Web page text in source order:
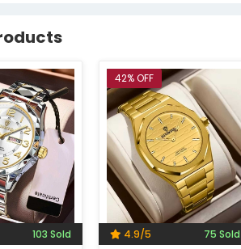
103 Sold
42% OFF
4.9/5 75 Sold